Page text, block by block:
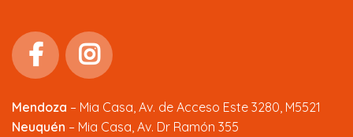
Mendoza – Mia Casa, Av. de Acceso Este 3280, M5521
Neuquén – Mia Casa, Av. Dr Ramón 355